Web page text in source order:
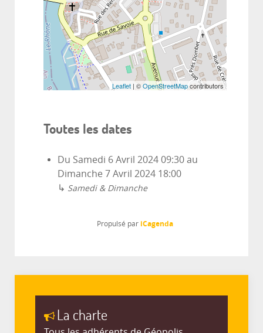
Leaflet | ©OpenStreetMapcontributors
Toutes les dates
Du Samedi 6 Avril 2024 09:30 au
Dimanche 7 Avril 2024 18:00
↳ Samedi & Dimanche
Propulsé par iCagenda
La charte